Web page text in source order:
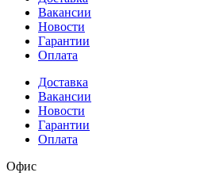
Вакансии
Новости
Гарантии
Оплата
Доставка
Вакансии
Новости
Гарантии
Оплата
Офис